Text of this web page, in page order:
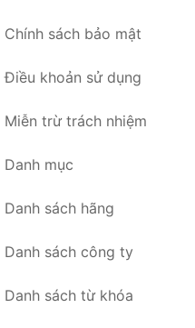
Chính sách bảo mật
Điều khoản sử dụng
Miễn trừ trách nhiệm
Danh mục
Danh sách hãng
Danh sách công ty
Danh sách từ khóa